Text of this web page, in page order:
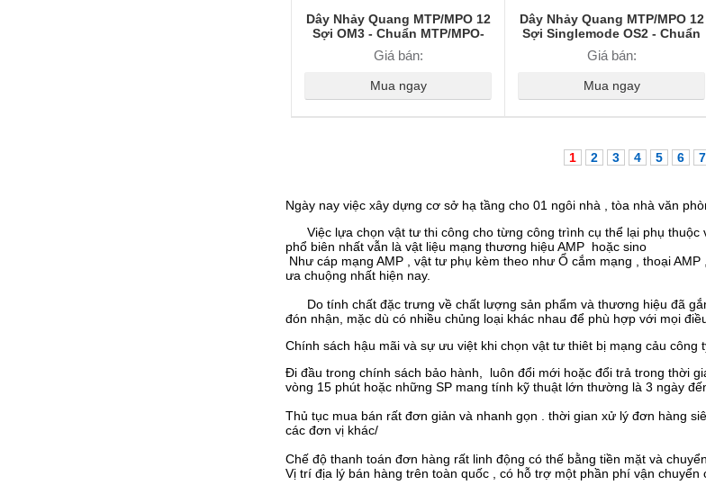
Dây Nhảy Quang MTP/MPO 12
Sợi OM3 - Chuẩn MTP/MPO-
MTP/MPO, Tốc Độ Cao &
Truyền Dẫn Ổn Định
Giá bán:
Mua ngay
Dây Nhảy Quang MTP/MPO 12
Sợi Singlemode OS2 - Chuẩn
MTP/MPO-MTP/MPO, Truyền Xa
Ổn Định
Giá bán:
Mua ngay
1 2 3 4 5 6 7
Ngày nay việc xây dựng cơ sở hạ tầng cho 01 ngôi nhà , tòa nhà văn
Việc lựa chọn vật tư thi công cho từng công trình cụ thể lại phụ
phổ biên nhất vẫn là vật liệu mạng thương hiệu AMP hoặc sino
Như cáp mạng AMP , vật tư phụ kèm theo như Ổ cắm mạng , thoại
ưa chuộng nhất hiện nay.
Do tính chất đặc trưng về chất lượng sản phẩm và thương hiệu đã
đón nhận, mặc dù có nhiều chủng loại khác nhau để phù hợp với mọi
Chính sách hậu mãi và sự ưu việt khi chọn vật tư thiêt bị mạng cảu công
Đi đầu trong chính sách bảo hành, luôn đổi mới hoặc đổi trả trong thời
vòng 15 phút hoặc những SP mang tính kỹ thuật lớn thường là 3 ngày
Thủ tục mua bán rất đơn giản và nhanh gọn . thời gian xử lý đơn hàng
các đơn vị khác/
Chế độ thanh toán đơn hàng rất linh động có thế bằng tiền mặt và
Vị trí địa lý bán hàng trên toàn quốc , có hỗ trợ một phần phí vận chuyển